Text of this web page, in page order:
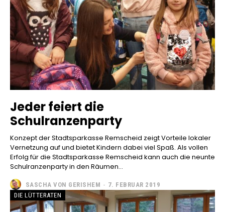
Jeder feiert die
Schulranzenparty
Konzept der Stadtsparkasse Remscheid zeigt Vorteile lokaler
Vernetzung auf und bietet Kindern dabei viel Spaß. Als vollen
Erfolg für die Stadtsparkasse Remscheid kann auch die neunte
Schulranzenparty in den Räumen...
SASCHA VON GERISHEM - 7. FEBRUAR 2019
DIE LÜTTERATEN